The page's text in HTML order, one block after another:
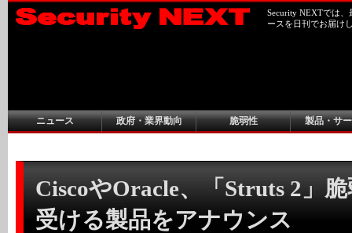
Security NEXTでは
ースを日刊でお届け
ニュース 政府・業界動向 脆弱性 製品・サ
CiscoやOracle、「Struts 2」
受ける製品をアナウンス